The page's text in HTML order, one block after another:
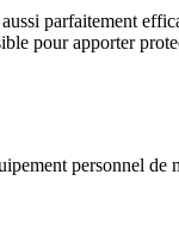
parfaitement
pour apporter
personnel de